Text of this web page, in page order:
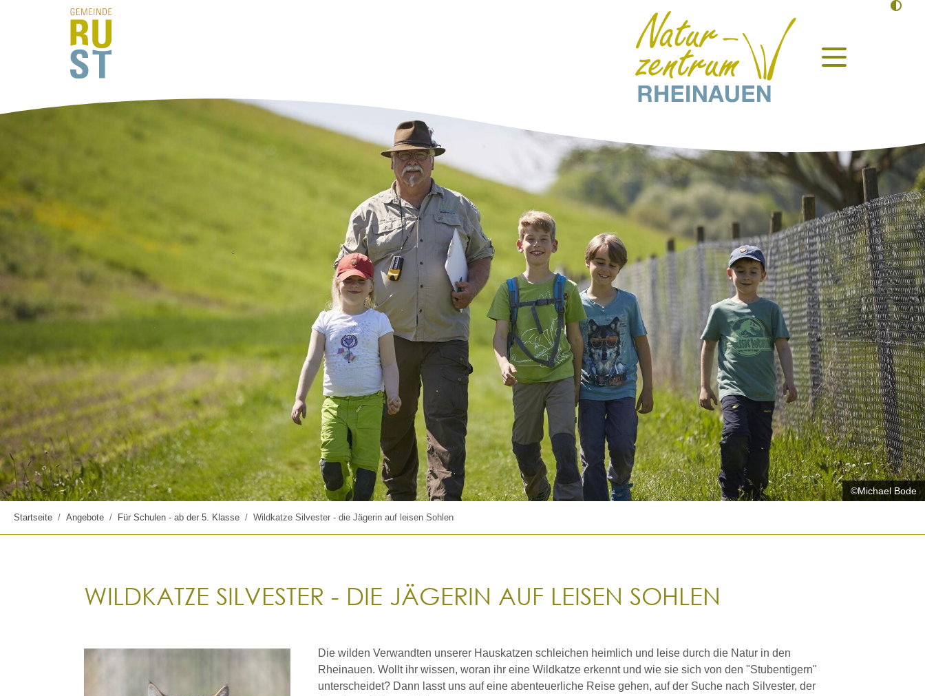
©Michael Bode
Startseite Angebote Für Schulen - ab der 5. Klasse Wildkatze Silvester - die Jägerin auf leisen Sohlen
WILDKATZE SILVESTER - DIE JÄGERIN AUF LEISEN SOHLEN
Die wilden Verwandten unserer Hauskatzen schleichen heimlich und leise durch die Natur in den
Rheinauen. Wollt ihr wissen, woran ihr eine Wildkatze erkennt und wie sie sich von den "Stubentigern"
unterscheidet? Dann lasst uns auf eine abenteuerliche Reise gehen, auf der Suche nach Silvester, der